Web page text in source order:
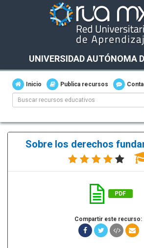
UNIVERSIDAD AUTÓNOMA
Inicio Publica recursos
Sobre los derechos
PDF
Compartir este recurso: